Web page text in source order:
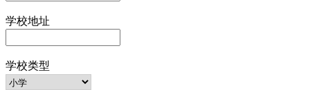
学校地址
学校类型